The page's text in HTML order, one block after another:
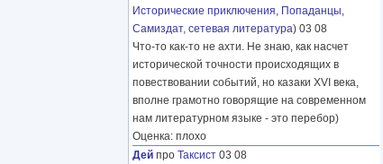
Исторические приключения, Попаданцы,
Самиздат, сетевая литература) 03 08
Что-то как-то не ахти. Не знаю, как насчет
исторической точности происходящих в
повествовании событий, но казаки XVI века,
вполне грамотно говорящие на современном
нам литературном языке - это перебор)
Оценка: плохо
Дей про Таксист 03 08